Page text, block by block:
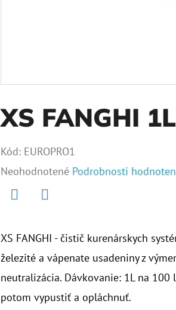
XS FANGHI 1L
Kód: EUROPRO1
Priemerné
hodnotenie
Neohodnotené Podrobnosti
XS FANGHI - čistič kurenárskych
železité a vápenate usadeniny z
neutralizácia. Dávkovanie: 1L na
potom vypustiť a opláchnuť.